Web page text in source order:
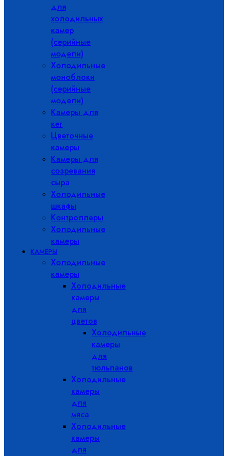
для
холодильных
камер
(серийные
модели)
Холодильные
моноблоки
(серийные
модели)
Камеры для
кег
Цветочные
камеры
Камеры для
созревания
сыра
Холодильные
шкафы
Контроллеры
Холодильные
камеры
КАМЕРЫ
Холодильные
камеры
Холодильные
камеры
для
цветов
Холодильные
камеры
для
тюльпанов
Холодильные
камеры
для
мяса
Холодильные
камеры
для